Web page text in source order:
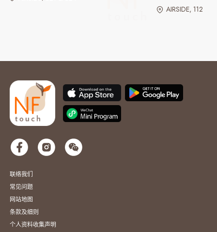
AIRSIDE, 112
联络我们
常见问题
网站地图
条款及细则
个人资料收集声明